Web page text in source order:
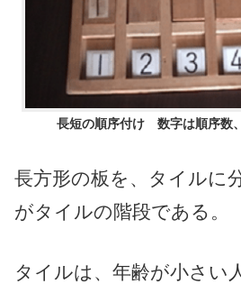
長短の順序付け 数字は順序数
長方形の板を、タイルに
がタイルの階段である。
タイルは、年齢が小さい